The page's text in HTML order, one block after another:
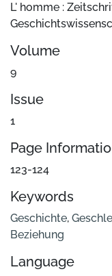
L' homme :
Volume
9
Issue
1
Page
123-124
Keywords
Geschichte,
Beziehung
Language